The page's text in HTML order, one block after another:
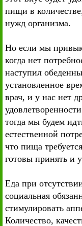
пищи в
нужд организма.
Но если мы
когда нет
наступил
установленное
врач, и у нас нет
тогда мы будем
естественной
что пища
готовы принять и
Еда при
социальная
стимулировать
Количество,